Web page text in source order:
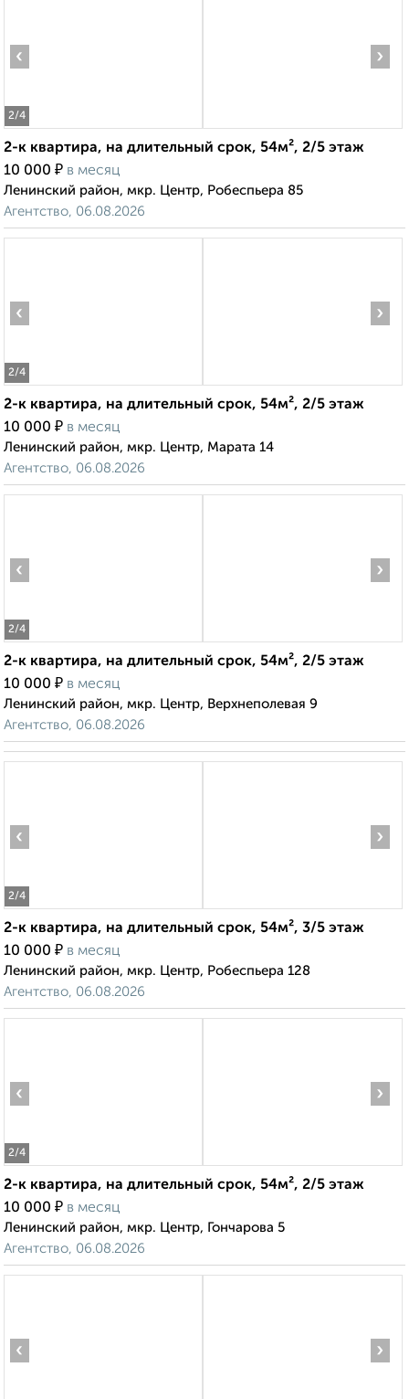
2/4
‹ ›
2-к квартира, на длительный срок, 54м², 2/5 этаж
10 000 ₽ в месяц
Ленинский район, мкр. Центр, Робеспьера 85
Агентство, 06.08.2026
2/4
‹ ›
2-к квартира, на длительный срок, 54м², 2/5 этаж
10 000 ₽ в месяц
Ленинский район, мкр. Центр, Марата 14
Агентство, 06.08.2026
2/4
‹ ›
2-к квартира, на длительный срок, 54м², 2/5 этаж
10 000 ₽ в месяц
Ленинский район, мкр. Центр, Верхнеполевая 9
Агентство, 06.08.2026
2/4
‹ ›
2-к квартира, на длительный срок, 54м², 3/5 этаж
10 000 ₽ в месяц
Ленинский район, мкр. Центр, Робеспьера 128
Агентство, 06.08.2026
2/4
‹ ›
2-к квартира, на длительный срок, 54м², 2/5 этаж
10 000 ₽ в месяц
Ленинский район, мкр. Центр, Гончарова 5
Агентство, 06.08.2026
‹ ›